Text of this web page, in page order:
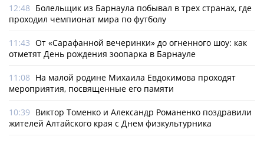
12:48 Болельщик из Барнаула побывал в трех странах, где
проходил чемпионат мира по футболу
11:43 От «Сарафанной вечеринки» до огненного шоу: как
отметят День рождения зоопарка в Барнауле
11:08 На малой родине Михаила Евдокимова проходят
мероприятия, посвященные его памяти
10:39 Виктор Томенко и Александр Романенко поздравили
жителей Алтайского края с Днем физкультурника